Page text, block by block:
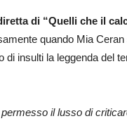
di “Quelli che il
quando Mia Ceran
di insulti la leggenda del
il lusso di